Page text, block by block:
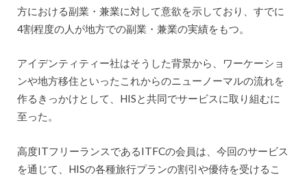
方における副業・兼業に対して意欲を示しており、すでに
4割程度の人が地方での副業・兼業の実績をもつ。
アイデンティティー社はそうした背景から、ワーケーショ
ンや地方移住といったこれからのニューノーマルの流れを
作るきっかけとして、HISと共同でサービスに取り組むに
至った。
高度ITフリーランスであるITFCの会員は、今回のサービス
を通じて、HISの各種旅行プランの割引や優待を受けるこ